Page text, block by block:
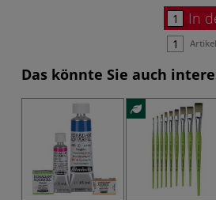
In
Das könnte Sie auch